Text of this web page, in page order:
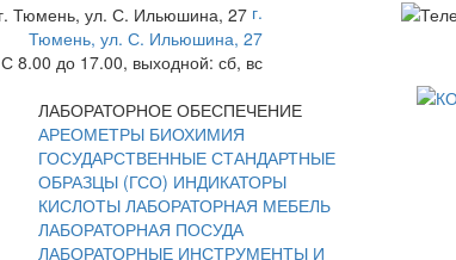
г.
Тюмень, ул. С. Ильюшина, 27
С 8.00 до 17.00, выходной: сб, вс
ЛАБОРАТОРНОЕ ОБЕСПЕЧЕНИЕ
АРЕОМЕТРЫ БИОХИМИЯ
ГОСУДАРСТВЕННЫЕ СТАНДАРТНЫЕ
ОБРАЗЦЫ (ГСО) ИНДИКАТОРЫ
КИСЛОТЫ ЛАБОРАТОРНАЯ МЕБЕЛЬ
ЛАБОРАТОРНАЯ ПОСУДА
ЛАБОРАТОРНЫЕ ИНСТРУМЕНТЫ И